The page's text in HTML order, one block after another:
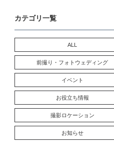
カテゴリ一覧
ALL
前撮り・フォトウェディング
イベント
お役立ち情報
撮影ロケーション
お知らせ